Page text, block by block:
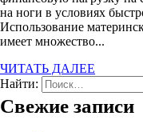
на ноги в условиях
Использование
имеет множество...
ЧИТАТЬ ДАЛЕЕ
Найти:
Свежие записи